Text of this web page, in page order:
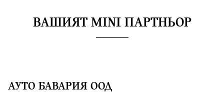
ВАШИЯТ MINI ПАРТНЬОР
АУТО БАВАРИЯ ООД